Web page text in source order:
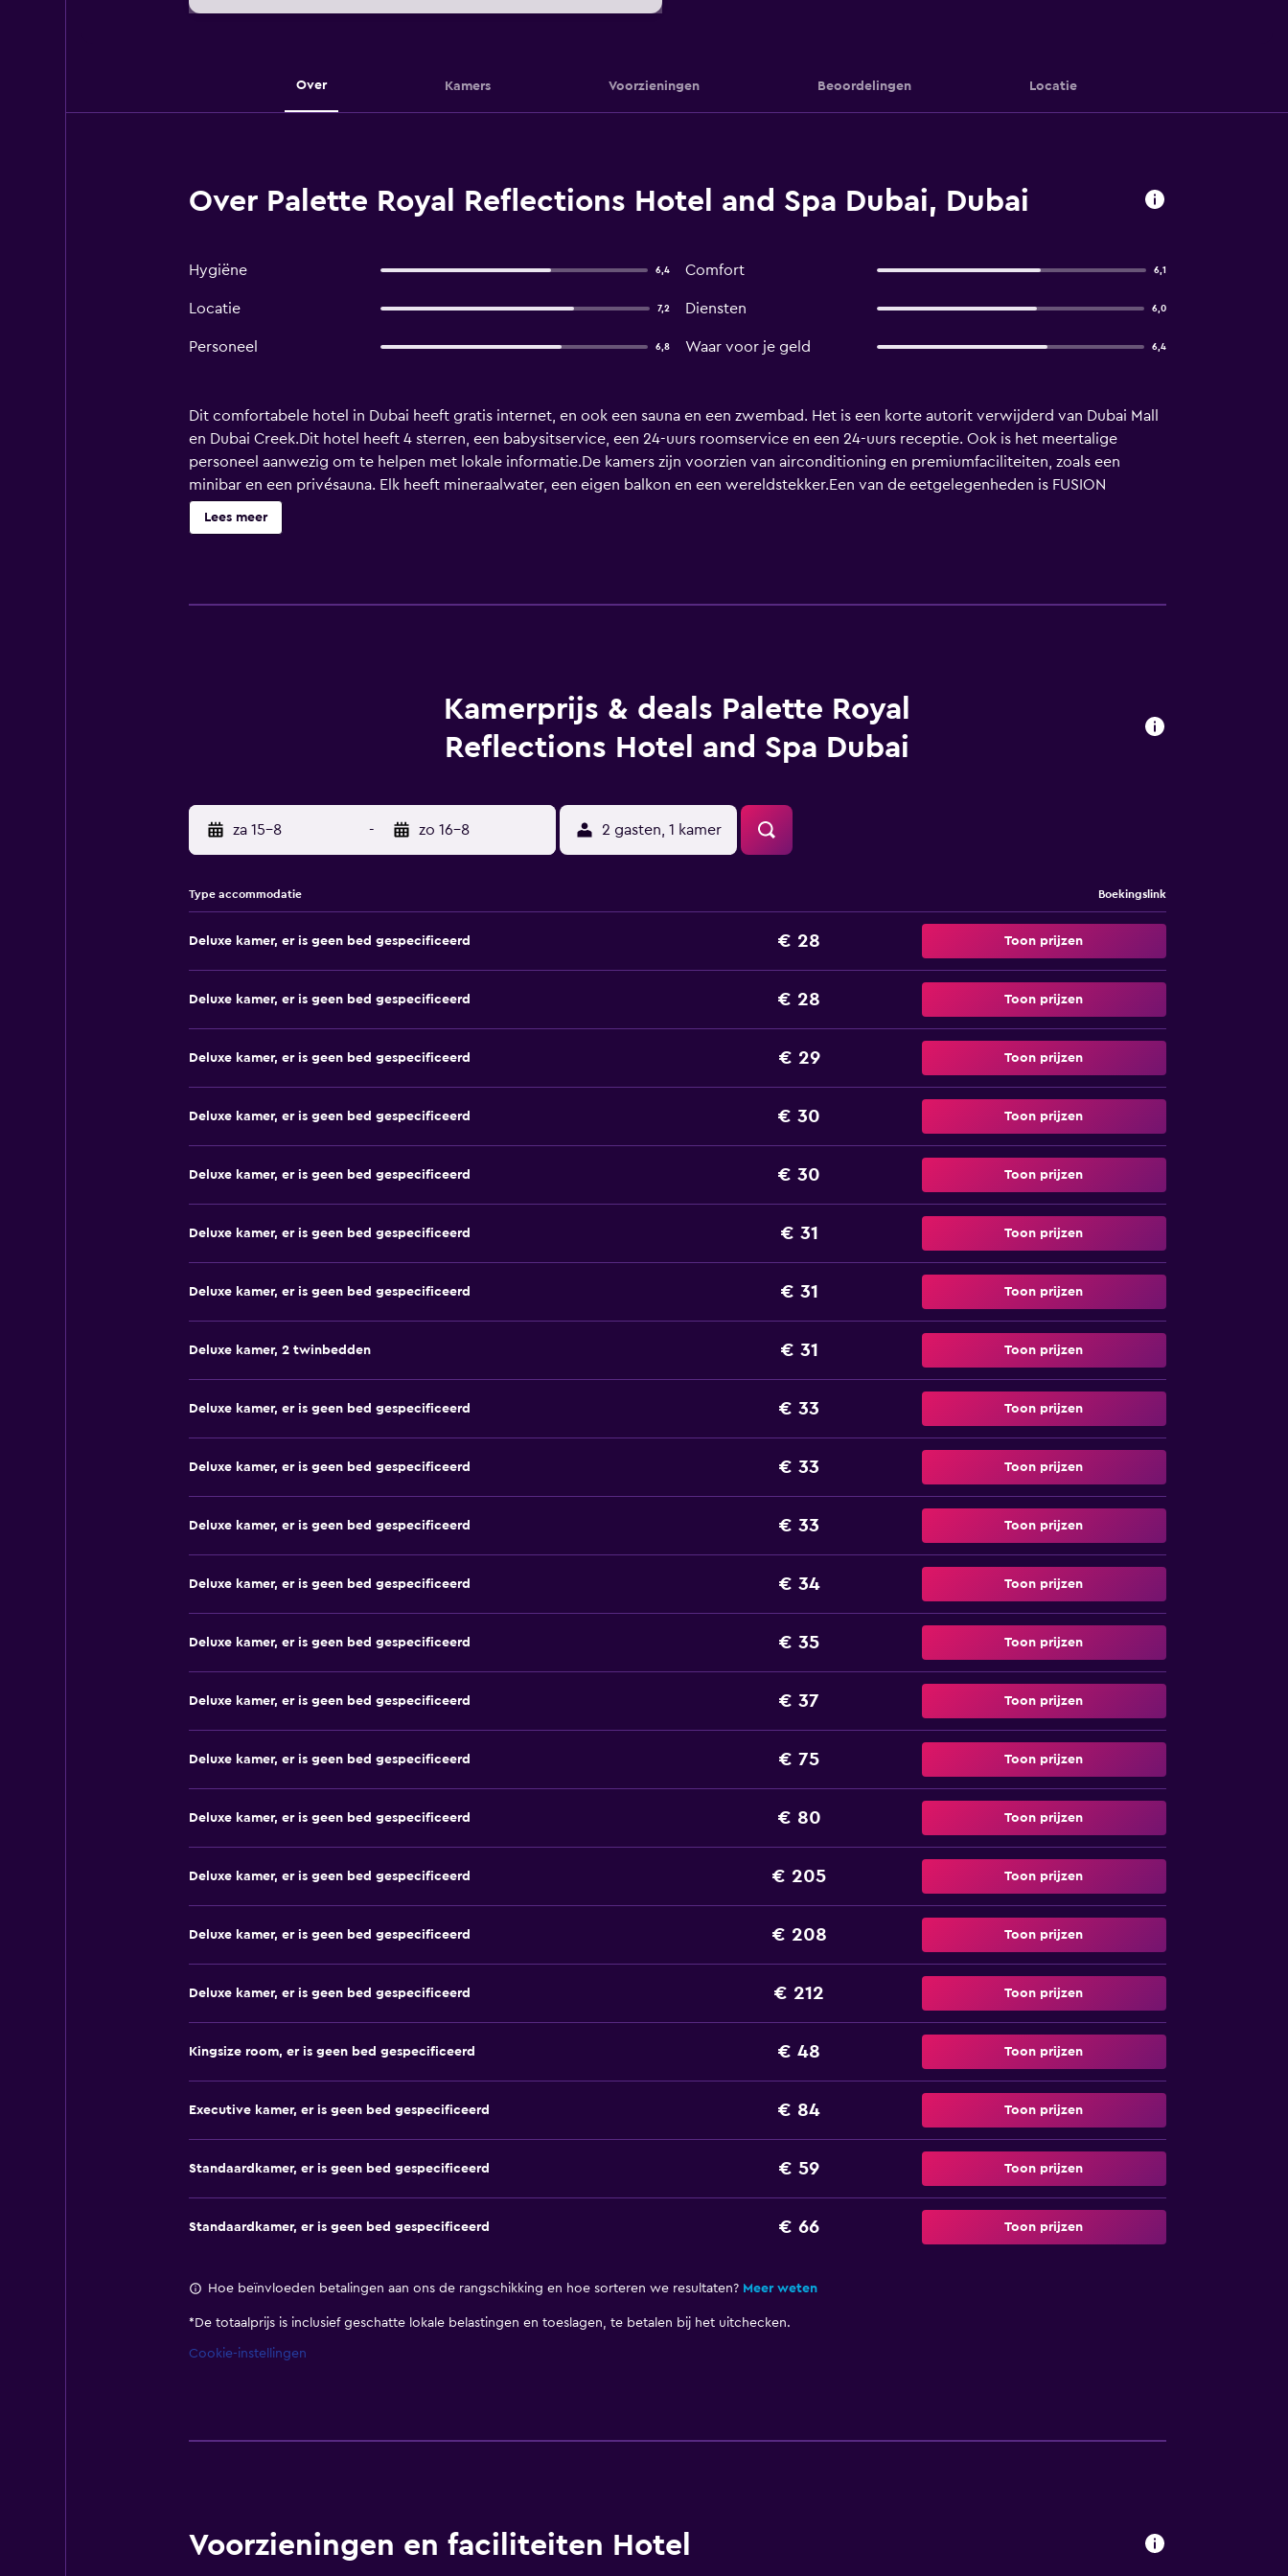
Over Kamers Voorzieningen Beoordelingen Locatie
Over Palette Royal Reflections Hotel and Spa Dubai, Dubai
Hygiëne 6,4 Comfort 6,1
Locatie 7,2 Diensten 6,0
Personeel 6,8 Waar voor je geld 6,4
Dit comfortabele hotel in Dubai heeft gratis internet, en ook een sauna en een zwembad. Het is een korte autorit verwijderd van Dubai Mall
en Dubai Creek.Dit hotel heeft 4 sterren, een babysitservice, een 24-uurs roomservice en een 24-uurs receptie. Ook is het meertalige
personeel aanwezig om te helpen met lokale informatie.De kamers zijn voorzien van airconditioning en premiumfaciliteiten, zoals een
minibar en een privésauna. Elk heeft mineraalwater, een eigen balkon en een wereldstekker.Een van de eetgelegenheden is FUSION
RESTAURANT, een perfecte plek om lekker te eten.Gasten die met een auto reizen kunnen profiteren van gratis parkeergelegenheid op
eigen terrein. Het is op loopafstand van Al Jadaf Metro Station en Dubai Healthcare City Station.
Lees meer
Kamerprijs & deals Palette Royal
Reflections Hotel and Spa Dubai
za 15-8 - zo 16-8 2 gasten, 1 kamer
Type accommodatie Boekingslink
Deluxe kamer, er is geen bed gespecificeerd € 28 Toon prijzen
Deluxe kamer, er is geen bed gespecificeerd € 28 Toon prijzen
Deluxe kamer, er is geen bed gespecificeerd € 29 Toon prijzen
Deluxe kamer, er is geen bed gespecificeerd € 30 Toon prijzen
Deluxe kamer, er is geen bed gespecificeerd € 30 Toon prijzen
Deluxe kamer, er is geen bed gespecificeerd € 31 Toon prijzen
Deluxe kamer, er is geen bed gespecificeerd € 31 Toon prijzen
Deluxe kamer, 2 twinbedden € 31 Toon prijzen
Deluxe kamer, er is geen bed gespecificeerd € 33 Toon prijzen
Deluxe kamer, er is geen bed gespecificeerd € 33 Toon prijzen
Deluxe kamer, er is geen bed gespecificeerd € 33 Toon prijzen
Deluxe kamer, er is geen bed gespecificeerd € 34 Toon prijzen
Deluxe kamer, er is geen bed gespecificeerd € 35 Toon prijzen
Deluxe kamer, er is geen bed gespecificeerd € 37 Toon prijzen
Deluxe kamer, er is geen bed gespecificeerd € 75 Toon prijzen
Deluxe kamer, er is geen bed gespecificeerd € 80 Toon prijzen
Deluxe kamer, er is geen bed gespecificeerd € 205 Toon prijzen
Deluxe kamer, er is geen bed gespecificeerd € 208 Toon prijzen
Deluxe kamer, er is geen bed gespecificeerd € 212 Toon prijzen
Kingsize room, er is geen bed gespecificeerd € 48 Toon prijzen
Executive kamer, er is geen bed gespecificeerd € 84 Toon prijzen
Standaardkamer, er is geen bed gespecificeerd € 59 Toon prijzen
Standaardkamer, er is geen bed gespecificeerd € 66 Toon prijzen
Hoe beïnvloeden betalingen aan ons de rangschikking en hoe sorteren we resultaten? Meer weten
* De totaalprijs is inclusief geschatte lokale belastingen en toeslagen, te betalen bij het uitchecken.
Cookie-instellingen
Voorzieningen en faciliteiten Hotel